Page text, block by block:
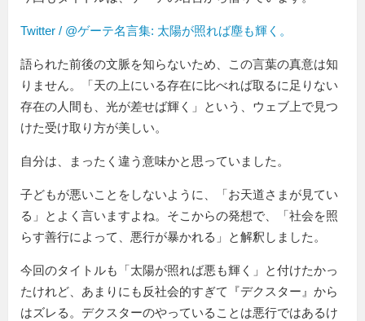
Twitter / @ゲーテ名言集: 太陽が照れば塵も輝く。
語られた前後の文脈を知らないため、この言葉の真意は知
りません。「天の上にいる存在に比べれば取るに足りない
存在の人間も、光が差せば輝く」という、ウェブ上で見つ
けた受け取り方が美しい。
自分は、まったく違う意味かと思っていました。
子どもが悪いことをしないように、「お天道さまが見てい
る」とよく言いますよね。そこからの発想で、「社会を照
らす善行によって、悪行が暴かれる」と解釈しました。
今回のタイトルも「太陽が照れば悪も輝く」と付けたかっ
たけれど、あまりにも反社会的すぎて『デクスター』から
はズレる。デクスターのやっていることは悪行ではあるけ